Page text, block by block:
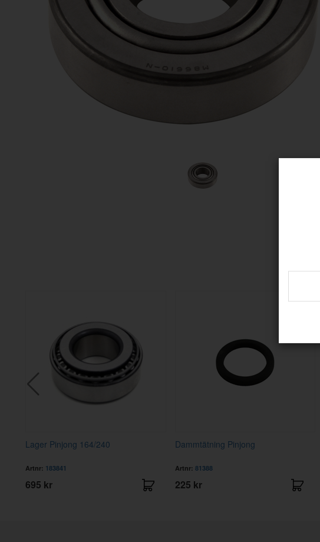
Lager Pinjong 164/240
Artnr: 183841
695 kr
Dammtätning Pinjong
Artnr: 81388
225 kr